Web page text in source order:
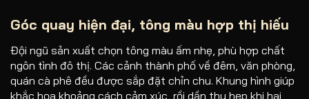
Góc quay hiện đại, tông màu hợp thị hiếu
Đội ngũ sản xuất chọn tông màu ấm nhẹ, phù hợp chất
ngôn tình đô thị. Các cảnh thành phố về đêm, văn phòng,
quán cà phê đều được sắp đặt chỉn chu. Khung hình giúp
khắc họa khoảng cách cảm xúc, rồi dần thu hẹp khi hai